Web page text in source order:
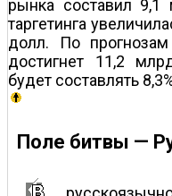
рынка составил
таргетинга
долл. По
достигнет 11,2
будет составлять
Поле битвы —